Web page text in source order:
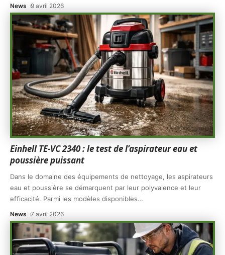
News 9 avril 2026
Einhell TE-VC 2340 : le test de l’aspirateur eau et
poussière puissant
Dans le domaine des équipements de nettoyage, les aspirateurs
eau et poussière se démarquent par leur polyvalence et leur
efficacité. Parmi les modèles disponibles…
News 7 avril 2026